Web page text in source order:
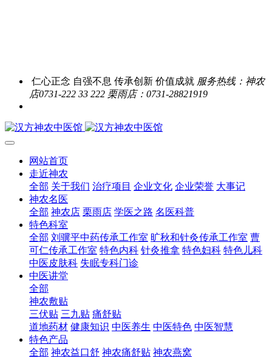
仁心正念 自强不息 传承创新 价值成就 服务热线：神农
店0731-222 33 222 栗雨店：0731-28821919
网站首页
走近神农
全部 关于我们 治疗项目 企业文化 企业荣誉 大事记
神农名医
全部 神农店 栗雨店 学医之路 名医科普
特色科室
全部 刘骥平中药传承工作室 旷秋和针灸传承工作室 曹
可仁传承工作室 特色内科 针灸推拿 特色妇科 特色儿科
中医皮肤科 失眠专科门诊
中医讲堂
全部
神农敷贴
三伏贴 三九贴 痛舒贴
道地药材 健康知识 中医养生 中医特色 中医智慧
特色产品
全部 神农益口舒 神农痛舒贴 神农燕窝